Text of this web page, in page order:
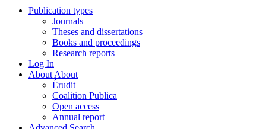
Publication types
Journals
Theses and dissertations
Books and proceedings
Research reports
Log In
About About
Érudit
Coalition Publica
Open access
Annual report